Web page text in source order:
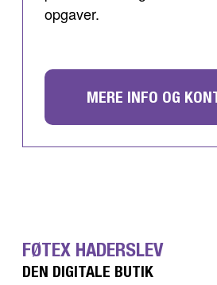
opgaver.
MERE INFO OG
FØTEX HADERSLEV
DEN DIGITALE BUTIK